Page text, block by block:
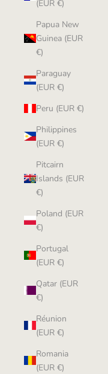
(EUR €)
Papua New
Guinea (EUR
€)
Paraguay
(EUR €)
Peru (EUR €)
Philippines
(EUR €)
Pitcairn
Islands (EUR
€)
Poland (EUR
€)
Portugal
(EUR €)
Qatar (EUR
€)
Réunion
(EUR €)
Romania
(EUR €)